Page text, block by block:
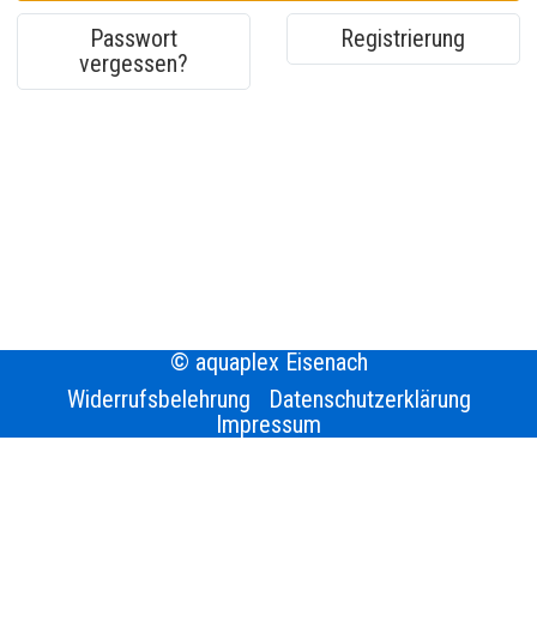
Passwort
vergessen?
Registrierung
© aquaplex Eisenach
Widerrufsbelehrung
Datenschutzerklärung
Impressum